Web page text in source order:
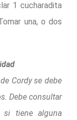
1 cucharadita
una, o dos
Cordy se debe
Debe consultar
tiene alguna